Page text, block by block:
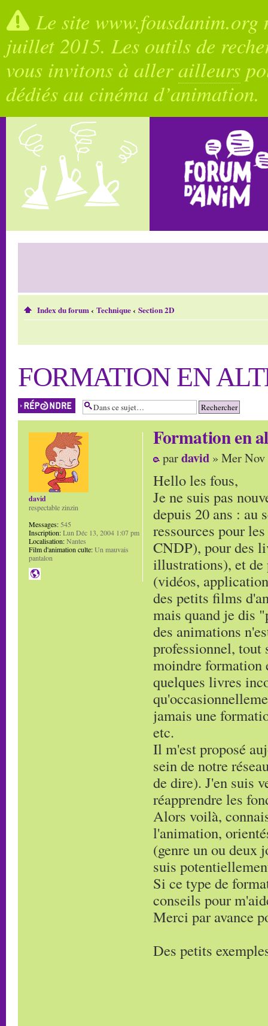
Le site
juillet 2015. Les outils de
vous invitons à allerailleurs
dédiés au cinéma d’animation.
Index du forum‹ Technique‹ Section 2D
FORMATION EN
Répondre
Formation en
pardavid » Mer Nov
Hello les fous,
Je ne suis pas
depuis 20 ans : au
ressources pour
CNDP), pour des
illustrations), et de
(vidéos,
des petits films
mais quand je dis
des animations
professionnel, tout
moindre formation
quelques livres
jamais une
etc.
Il m'est proposé
sein de notre
de dire). J'en suis
réapprendre les
Alors voilà,
l'animation,
(genre un ou deux
suis
Si ce type de
conseils pour
Merci par avance
Des petits
david
respectable zinzin
Messages: 545
Inscription:Lun Déc 13, 2004 1:07 pm
Localisation:Nantes
Film d'animation culte:Un mauvais
pantalon